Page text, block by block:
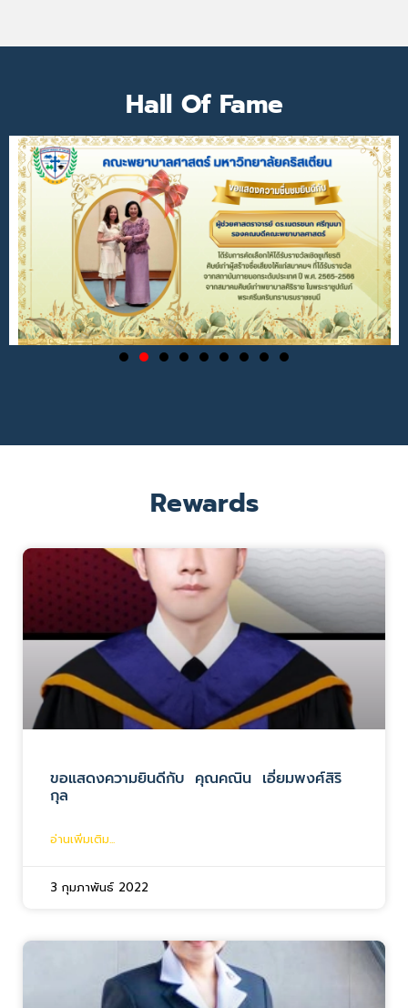
Hall Of Fame
Rewards
ขอแสดงความยินดีกับ คุณคณิน เอี่ยมพงศ์สิริ
กุล
อ่านเพิ่มเติม...
3 กุมภาพันธ์ 2022